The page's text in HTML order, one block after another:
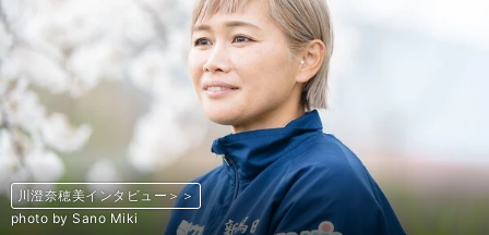
川澄奈穂美インタビュー＞＞
photo by AFLO
川澄奈穂美インタビュー＞＞
photo by Sano Miki
川澄奈穂美インタビュー＞＞
photo by AFLO
川澄奈穂美インタビュー＞＞
photo by Sano Miki
川澄奈穂美インタビュー＞＞
photo by AFLO
川澄奈穂美インタビュー＞＞
photo by Sano Miki
川澄奈穂美インタビュー＞＞
photo by AFLO
川澄奈穂美インタビュー＞＞
photo by Sano Miki
川澄奈穂美インタビュー＞＞
photo by Sano Miki
川澄奈穂美インタビュー＞＞
photo by Sano Miki
川澄奈穂美インタビュー＞＞
photo by Sano Miki
川澄奈穂美インタビュー＞＞
photo by Sano Miki
川澄奈穂美インタビュー＞＞
photo by Sano Miki
川澄奈穂美インタビュー＞＞
photo by Sano Miki
川澄奈穂美インタビュー＞＞
photo by Sano Miki
川澄奈穂美インタビュー＞＞
photo by Sano Miki
前へ